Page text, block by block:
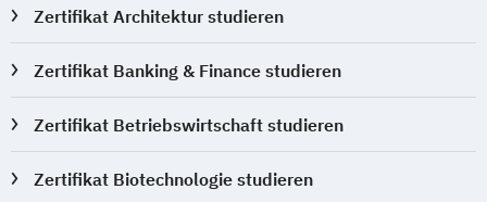
Zertifikat Architektur studieren
Zertifikat Banking & Finance studieren
Zertifikat Betriebswirtschaft studieren
Zertifikat Biotechnologie studieren